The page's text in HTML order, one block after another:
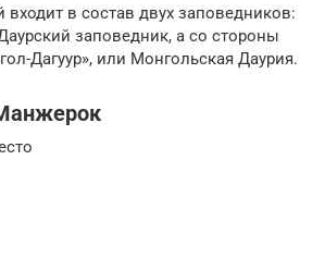
входит в состав двух заповедников:
заповедник, а со стороны
Дагуур», или Монгольская Даурия.